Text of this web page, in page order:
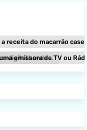
receita do macarrão caseiro
banda KU?
emissora de TV ou Rádio